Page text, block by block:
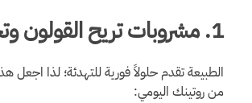
1. مشروبات تريح القولون وتخفف الألم
الطبيعة تقدم حلولاً فورية للتهدئة؛ لذا اجعل
من روتينك اليومي: